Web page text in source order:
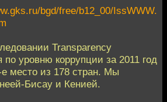
bgd/free/b12_00/IssWWW.
Transparency
по уровню коррупции за 2011 год
место из 178 стран. Мы
Бисау и Кенией.